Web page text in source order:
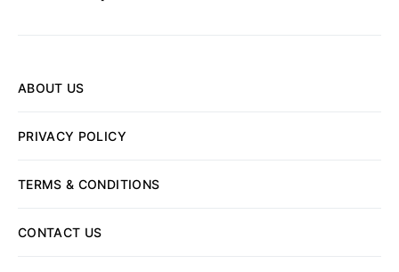
ABOUT US
PRIVACY POLICY
TERMS & CONDITIONS
CONTACT US